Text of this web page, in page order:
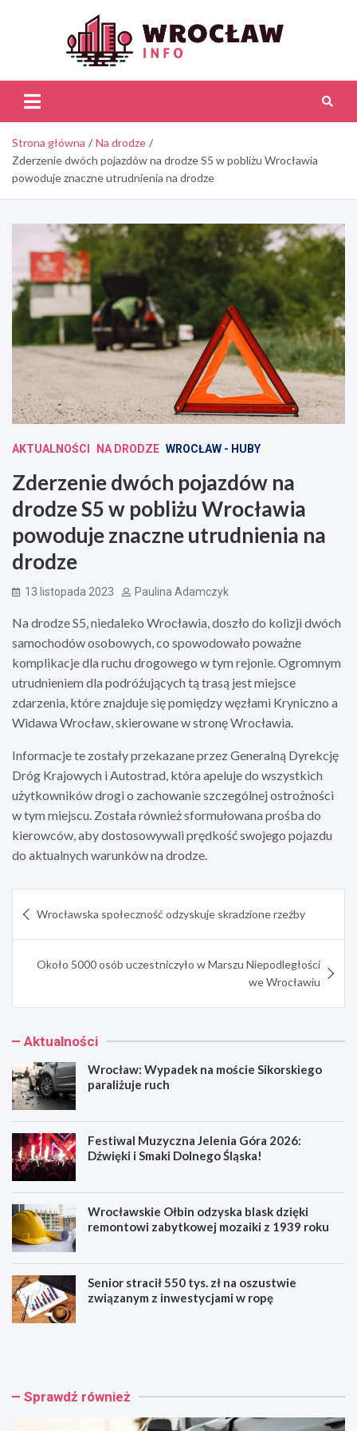
Strona główna
Na drodze
Zderzenie dwóch pojazdów na drodze S5 w pobliżu Wrocławia
powoduje znaczne utrudnienia na drodze
AKTUALNOŚCI NA DRODZE WROCŁAW - HUBY
Zderzenie dwóch pojazdów na
drodze S5 w pobliżu Wrocławia
powoduje znaczne utrudnienia na
drodze
13 listopada 2023 Paulina Adamczyk
Na drodze S5, niedaleko Wrocławia, doszło do kolizji dwóch
samochodów osobowych, co spowodowało poważne
komplikacje dla ruchu drogowego w tym rejonie. Ogromnym
utrudnieniem dla podróżujących tą trasą jest miejsce
zdarzenia, które znajduje się pomiędzy węzłami Kryniczno a
Widawa Wrocław, skierowane w stronę Wrocławia.
Informacje te zostały przekazane przez Generalną Dyrekcję
Dróg Krajowych i Autostrad, która apeluje do wszystkich
użytkowników drogi o zachowanie szczególnej ostrożności
w tym miejscu. Została również sformułowana prośba do
kierowców, aby dostosowywali prędkość swojego pojazdu
do aktualnych warunków na drodze.
wpisu
Wrocławska społeczność odzyskuje skradzione rzeźby
Około 5000 osób uczestniczyło w Marszu Niepodległości
we Wrocławiu
Aktualności
Wrocław: Wypadek na moście Sikorskiego
paraliżuje ruch
Festiwal Muzyczna Jelenia Góra 2026:
Dźwięki i Smaki Dolnego Śląska!
Wrocławskie Ołbin odzyska blask dzięki
remontowi zabytkowej mozaiki z 1939 roku
Senior stracił 550 tys. zł na oszustwie
związanym z inwestycjami w ropę
W
a
F
w Sprawdź również